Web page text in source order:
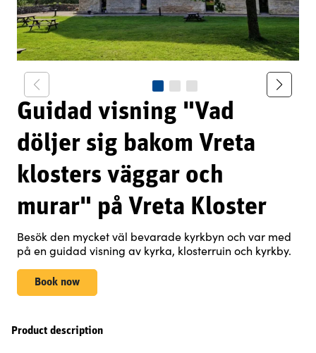
Guidad visning "Vad
döljer sig bakom Vreta
klosters väggar och
murar" på Vreta Kloster
Besök den mycket väl bevarade kyrkbyn och var med
på en guidad visning av kyrka, klosterruin och kyrkby.
Book now
Product description